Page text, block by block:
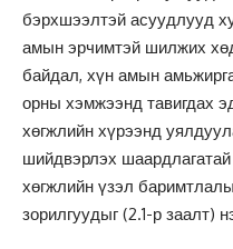
бэрхшээлтэй асуудлууд
амын эрчимтэй шилжих
байдал, хүн амын
орны хэмжээнд тавигдах
хөгжлийн хүрээнд
шийдвэрлэх
хөгжлийн үзэл
зорилгуудыг (2.1-р заалт)